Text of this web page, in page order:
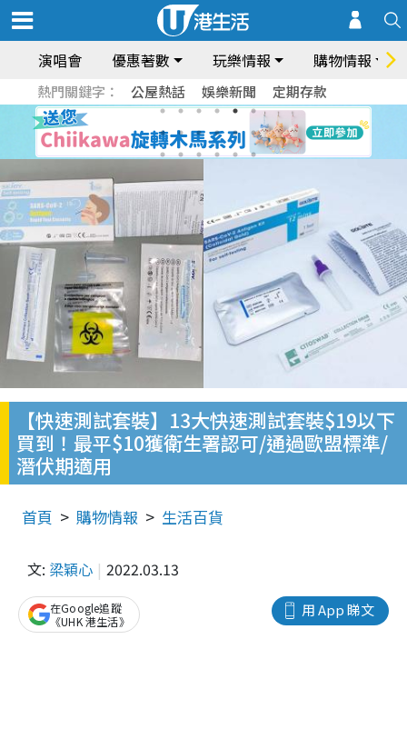
演唱會 優惠著數 玩樂情報 購物情報
熱門關鍵字： 公屋熱話 娛樂新聞 定期存款
【快速測試套裝】13大快速測試套裝$19以下
買到！最平$10獲衛生署認可/通過歐盟標準/
潛伏期適用
首頁 購物情報 生活百貨
文: 梁穎心 2022.03.13
用 App 睇文
在Google追蹤
《UHK 港生活》